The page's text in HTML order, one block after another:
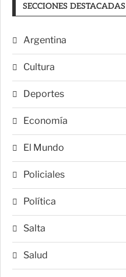
SECCIONES DESTACADAS
Argentina
Cultura
Deportes
Economía
El Mundo
Policiales
Política
Salta
Salud